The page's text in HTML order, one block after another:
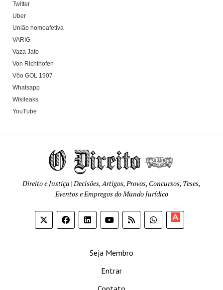
Twitter
Uber
União homoafetiva
VARIG
Vaza Jato
Von Richthofen
Vôo GOL 1907
Whatsapp
Wikileaks
YouTube
Direito e Justiça | Decisões, Artigos, Provas, Concursos, Teses,
Eventos e Empregos do Mundo Jurídico
Seja Membro
Entrar